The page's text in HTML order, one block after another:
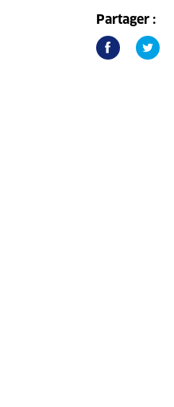
Partager :